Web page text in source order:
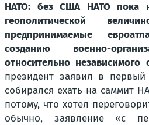
НАТО: без США НАТО пока
геополитической
предпринимаемые
созданию военно-
относительно
президент заявил в
собирался ехать на саммит
потому, что хотел
обычно, заявление «с